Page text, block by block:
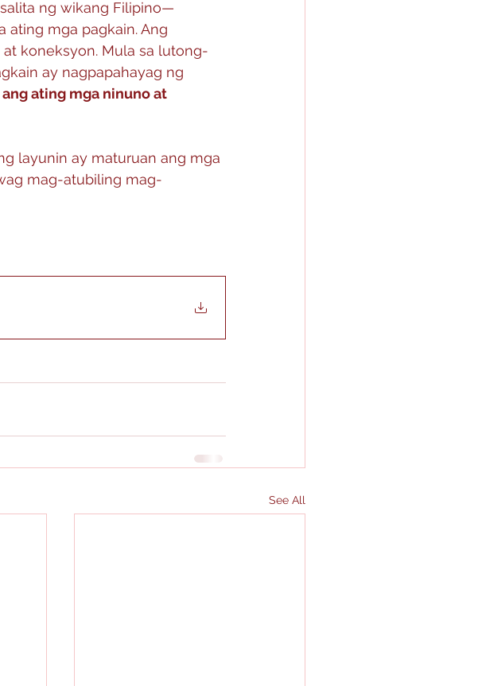
ng wikang Filipino—
ating mga pagkain. Ang
koneksyon. Mula sa lutong-
ay nagpapahayag ng
ating mga ninuno at
layunin ay maturuan ang mga
mag-atubiling mag-
See All